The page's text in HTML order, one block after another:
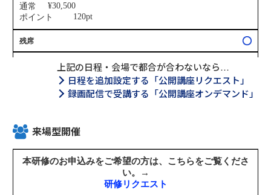
上記の日程・会場で都合が合わないなら…
日程を追加設定する「公開講座リクエスト」
録画配信で受講する「公開講座オンデマンド」
来場型開催